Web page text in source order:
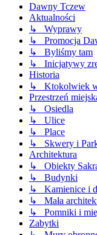
Dawny Tczew
Aktualności
↳ Wyprawy
↳ Promocja
↳ Byliśmy tam
↳ Inicjatywy
Historia
↳ Ktokolwiek
Przestrzeń
↳ Osiedla
↳ Ulice
↳ Place
↳ Skwery i
Architektura
↳ Obiekty
↳ Budynki
↳ Kamienice i
↳ Mała
↳ Pomniki i
Zabytki